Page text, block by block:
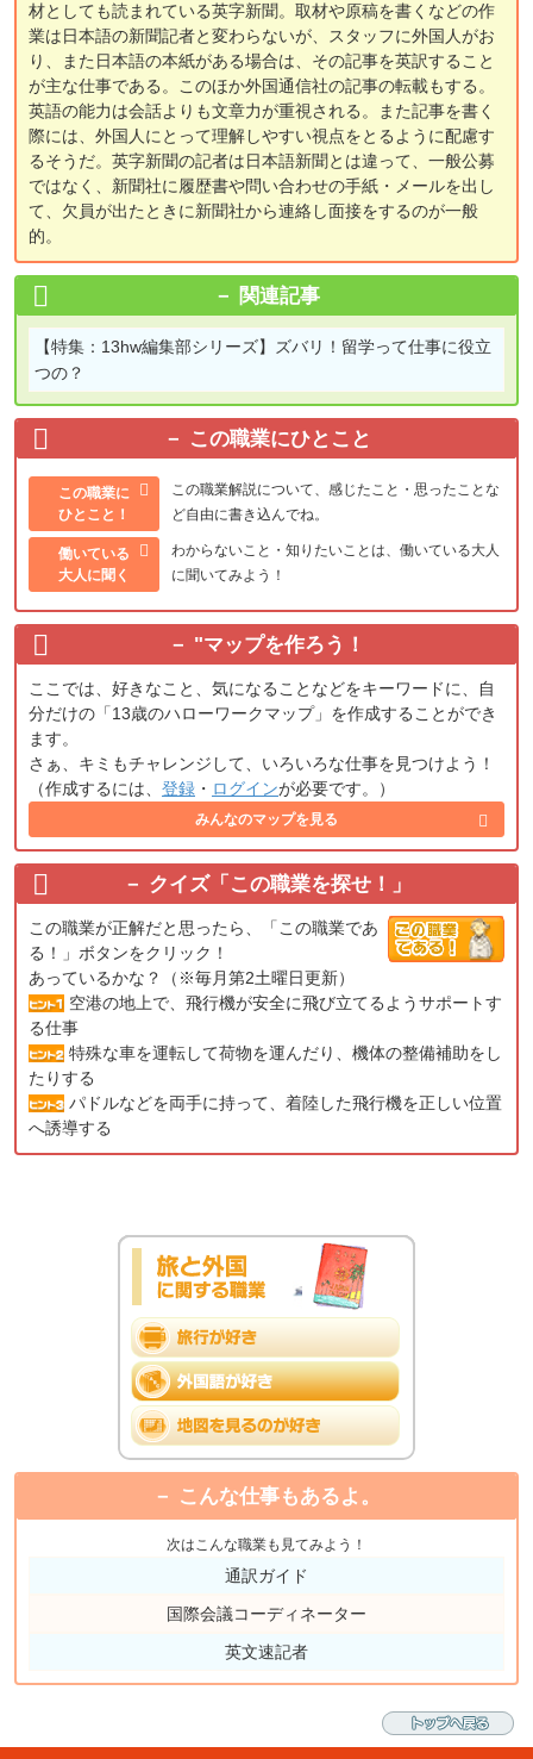
材としても読まれている英字新聞。取材や原稿を書くなどの作
業は日本語の新聞記者と変わらないが、スタッフに外国人がお
り、また日本語の本紙がある場合は、その記事を英訳すること
が主な仕事である。このほか外国通信社の記事の転載もする。
英語の能力は会話よりも文章力が重視される。また記事を書く
際には、外国人にとって理解しやすい視点をとるように配慮す
るそうだ。英字新聞の記者は日本語新聞とは違って、一般公募
ではなく、新聞社に履歴書や問い合わせの手紙・メールを出し
て、欠員が出たときに新聞社から連絡し面接をするのが一般
的。
関連記事
【特集：13hw編集部シリーズ】 ズバリ！留学って仕事に役立
つの？
この職業にひとこと
この職業に
ひとこと！
この職業解説について、感じたこと・思ったことな
ど自由に書き込んでね。
働いている
大人に聞く
わからないこと・知りたいことは、働いている大人
に聞いてみよう！
"マップを作ろう！
ここでは、好きなこと、気になることなどをキーワードに、自
分だけの「13歳のハローワークマップ」を作成することができ
ます。
さぁ、キミもチャレンジして、いろいろな仕事を見つけよう！
（作成するには、 登録 ・ ログインが必要です。）
みんなのマップを見る
クイズ「この職業を探せ！」
この職業が正解だと思ったら、「この職業であ
る！」ボタンをクリック！
あっているかな？（※毎月第2土曜日更新）
空港の地上で、飛行機が安全に飛び立てるようサポートす
る仕事
特殊な車を運転して荷物を運んだり、機体の整備補助をし
たりする
パドルなどを両手に持って、着陸した飛行機を正しい位置
へ誘導する
こんな仕事もあるよ。
次はこんな職業も見てみよう！
通訳ガイド
国際会議コーディネーター
英文速記者